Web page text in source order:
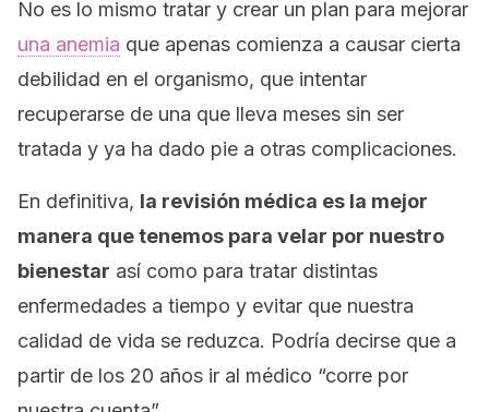
No es lo mismo tratar y crear un plan para mejorar
una anemia que apenas comienza a causar cierta
debilidad en el organismo, que intentar
recuperarse de una que lleva meses sin ser
tratada y ya ha dado pie a otras complicaciones.
En definitiva, la revisión médica es la mejor
manera que tenemos para velar por nuestro
bienestar así como para tratar distintas
enfermedades a tiempo y evitar que nuestra
calidad de vida se reduzca. Podría decirse que a
partir de los 20 años ir al médico “corre por